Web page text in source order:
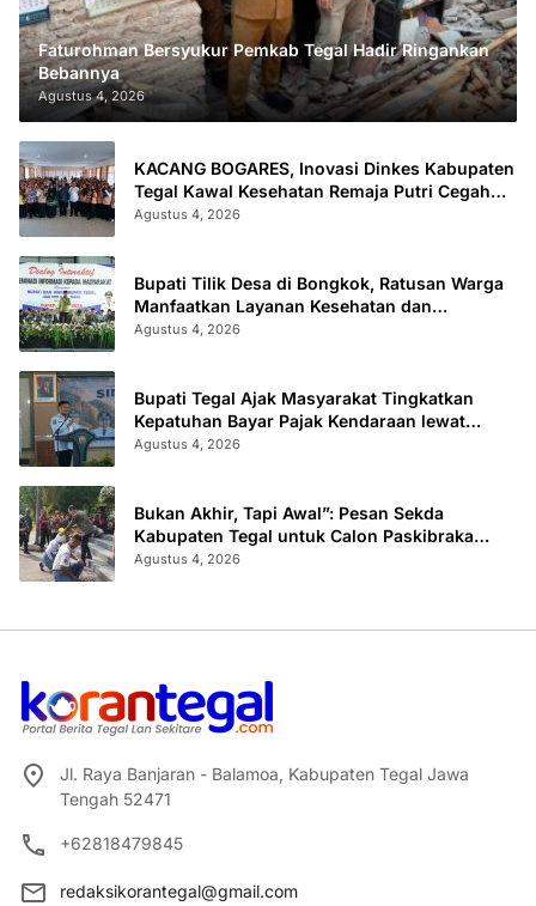
Faturohman Bersyukur Pemkab Tegal Hadir Ringankan
Bebannya
Agustus 4, 2026
KACANG BOGARES, Inovasi Dinkes Kabupaten
Tegal Kawal Kesehatan Remaja Putri Cegah
Stunting
Agustus 4, 2026
Bupati Tilik Desa di Bongkok, Ratusan Warga
Manfaatkan Layanan Kesehatan dan
Administrasi
Agustus 4, 2026
Bupati Tegal Ajak Masyarakat Tingkatkan
Kepatuhan Bayar Pajak Kendaraan lewat
“TULUS NGOPENI”
Agustus 4, 2026
Bukan Akhir, Tapi Awal”: Pesan Sekda
Kabupaten Tegal untuk Calon Paskibraka
2026
Agustus 4, 2026
Jl. Raya Banjaran - Balamoa, Kabupaten Tegal Jawa
Tengah 52471
+62818479845
redaksikorantegal@gmail.com